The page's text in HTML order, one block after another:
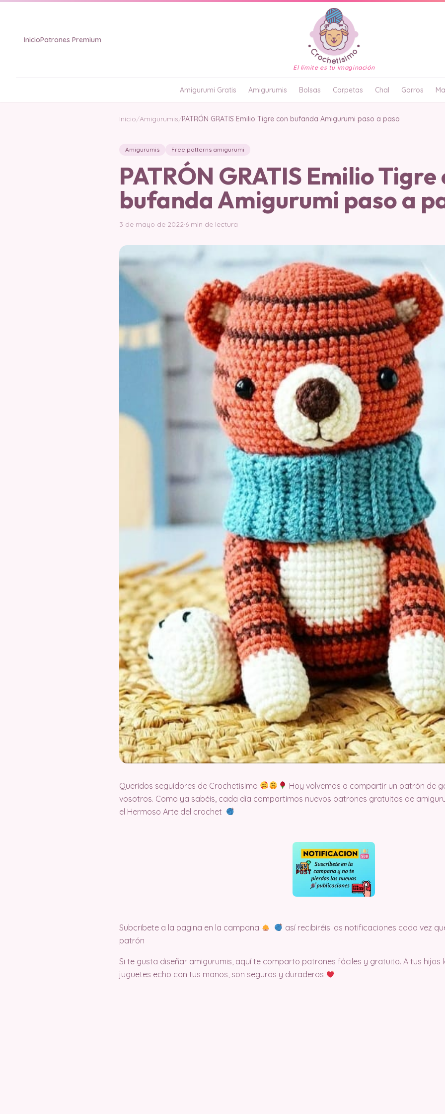
InicioPatrones Premium
El límite es tu imaginación
Amigurumi Gratis Amigurumis Bolsas Carpetas Chal Gorros
Inicio/Amigurumis/PATRÓN GRATIS Emilio Tigre con bufanda Amigurumi paso a paso
Amigurumis Free patterns amigurumi
PATRÓN GRATIS Emilio Tigre
bufanda Amigurumi paso a
3 de mayo de 2022·6 min de lectura
Queridos seguidores de Crochetisimo
Hoy volvemos a compartir un patrón de
vosotros. Como ya sabéis, cada día compartimos nuevos patrones gratuitos de
el Hermoso Arte del crochet
Subcribete a la pagina en la campana
así recibiréis las notificaciones cada vez
patrón
Si te gusta diseñar amigurumis, aquí te comparto patrones fáciles y gratuito. A tus hijos
juguetes echo con tus manos, son seguros y duraderos